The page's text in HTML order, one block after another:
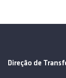
Direção de